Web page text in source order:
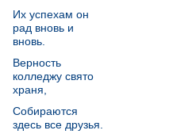
Их успехам он
рад вновь и
вновь.
Верность
колледжу свято
храня,
Собираются
здесь все друзья.